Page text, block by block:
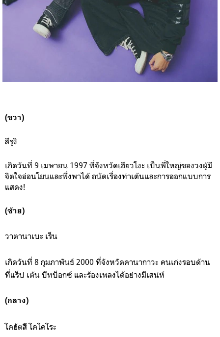
(ขวา)
สึรุงิ
เกิดวันที่ 9 เมษายน 1997 ที่จังหวัดเฮียวโงะ เป็นพี่ใหญ่ของวงผู้มี
จิตใจอ่อนโยนและพึ่งพาได้ ถนัดเรื่องท่าเต้นและการออกแบบการ
แสดง!
(ซ้าย)
วาตานาเบะ เร็น
เกิดวันที่ 8 กุมภาพันธ์ 2000 ที่จังหวัดคานากาวะ คนเก่งรอบด้าน
ที่แร็ป เต้น บีทบ็อกซ์ และร้องเพลงได้อย่างมีเสน่ห์
(กลาง)
โคฮัตสึ โคโคโระ